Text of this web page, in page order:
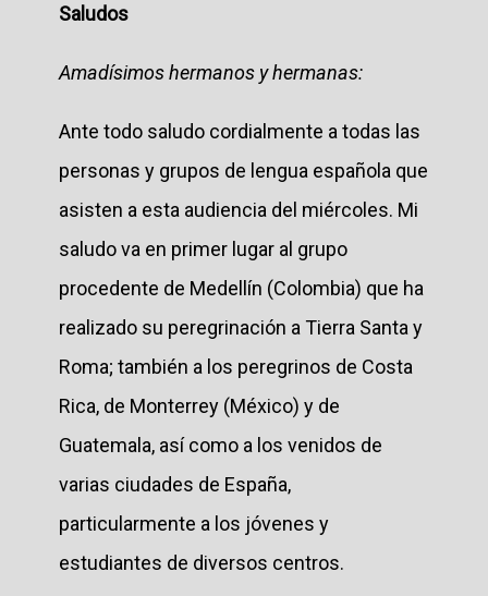
Saludos
Amadísimos hermanos y hermanas:
Ante todo saludo cordialmente a todas las
personas y grupos de lengua española que
asisten a esta audiencia del miércoles. Mi
saludo va en primer lugar al grupo
procedente de Medellín (Colombia) que ha
realizado su peregrinación a Tierra Santa y
Roma; también a los peregrinos de Costa
Rica, de Monterrey (México) y de
Guatemala, así como a los venidos de
varias ciudades de España,
particularmente a los jóvenes y
estudiantes de diversos centros.